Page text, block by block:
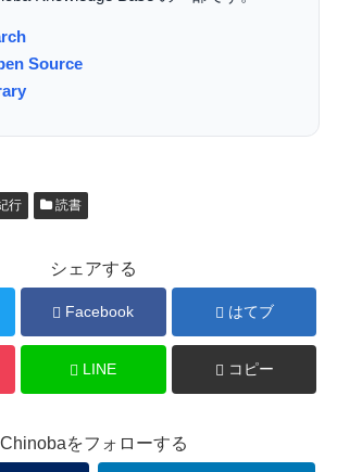
Source
行 読書
シェアする
Facebook はてブ
LINE コピー
Chinobaをフォローする